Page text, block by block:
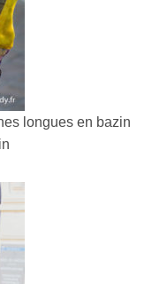
longues en bazin